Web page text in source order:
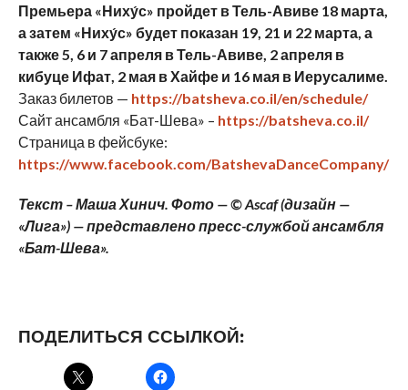
Премьера «Ниху́с» пройдет в Тель-Авиве 18 марта,
а затем «Ниху́с» будет показан 19, 21 и 22 марта, а
также 5, 6 и 7 апреля в Тель-Авиве, 2 апреля в
кибуце Ифат, 2 мая в Хайфе и 16 мая в Иерусалиме.
Заказ билетов — https://batsheva.co.il/en/schedule/
Сайт ансамбля «Бат-Шева» – https://batsheva.co.il/
Страница в фейсбуке:
https://www.facebook.com/BatshevaDanceCompany/
Текст – Маша Хинич. Фото — © Ascaf (дизайн —
«Лига») — представлено пресс-службой ансамбля
«Бат-Шева».
ПОДЕЛИТЬСЯ ССЫЛКОЙ: